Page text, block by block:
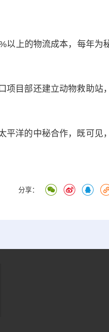
上的物流成本，每年为
目部还建立动物救助站，
洋的中秘合作，既可见，
分享：